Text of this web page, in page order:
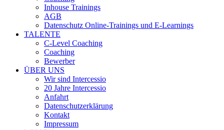
Inhouse Trainings
AGB
Datenschutz Online-Trainings und E-Learnings
TALENTE
C-Level Coaching
Coaching
Bewerber
ÜBER UNS
Wir sind Intercessio
20 Jahre Intercessio
Anfahrt
Datenschutzerklärung
Kontakt
Impressum